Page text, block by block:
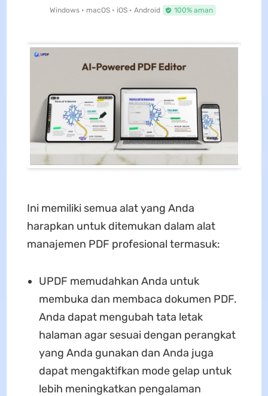
Windows • macOS • iOS • Android 100% aman
Ini memiliki semua alat yang Anda
harapkan untuk ditemukan dalam alat
manajemen PDF profesional termasuk:
UPDF memudahkan Anda untuk
membuka dan membaca dokumen PDF.
Anda dapat mengubah tata letak
halaman agar sesuai dengan perangkat
yang Anda gunakan dan Anda juga
dapat mengaktifkan mode gelap untuk
lebih meningkatkan pengalaman